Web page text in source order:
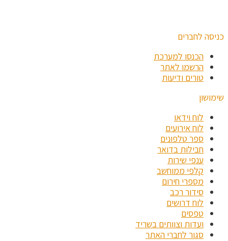
כניסה לחברים
הכנסו למערכת
הרשמו לאתר
טורים ודיעות
שימושון
לוח וידאו
לוח אירועים
ספר טלפונים
חבילות בדואר
ענפי שירות
קלפי ממוחשב
מספרי חירום
סידור רכב
לוח דרושים
טפסים
ועדות וצוותים בשריד
סגור לחברי האתר